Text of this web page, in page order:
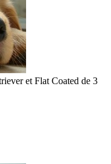
et Flat Coated de 3